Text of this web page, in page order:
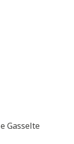
Gasselte